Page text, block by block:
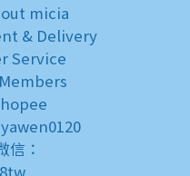
micia
& Delivery
Service
信：